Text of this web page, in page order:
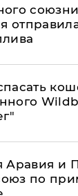
Аравия и
по